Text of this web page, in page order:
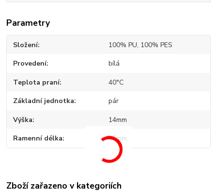
Parametry
Složení 100% PU, 100% PES
Provedení bílá
Teplota praní 40°C
Základní jednotka pár
Výška 14mm
Ramenní délka 95mm
Zboží zařazeno v kategoriích